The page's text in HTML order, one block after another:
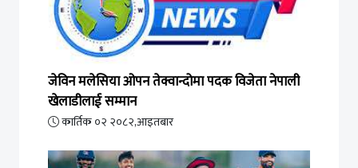
जेविन मलेसिया ओपन तेक्वान्दोमा पदक विजेता नेपाली
खेलाडीलाई सम्मान
कार्तिक ०२ २०८२,आइतबार